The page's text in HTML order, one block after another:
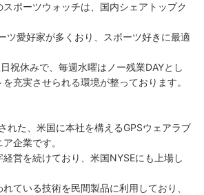
ポーツウォッチは、国内シェアトップク
愛好家が多くおり、スポーツ好きに最適
祝休みで、毎週水曜はノー残業DAYとし
充実させられる環境が整っております。
れた、米国に本社を構えるGPSウェアラブ
企業です。
営を続けており、米国NYSEにも上場し
ている技術を民間製品に利用しており、